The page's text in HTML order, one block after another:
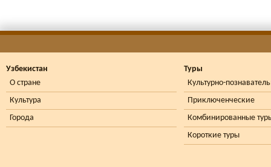
Узбекистан
О стране
Культура
Города
Туры
Культурно-
Приключенческие
Комбинированные
Короткие туры